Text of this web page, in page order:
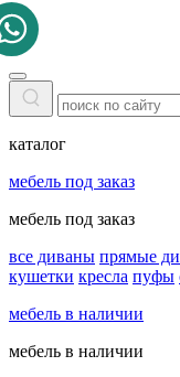
каталог
мебель под заказ
мебель под заказ
все диваны прямые
кушетки кресла пуфы
мебель в наличии
мебель в наличии